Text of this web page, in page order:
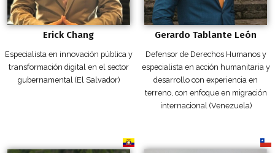
Erick Chang
Especialista en innovación pública y
transformación digital en el sector
gubernamental (El Salvador)
Gerardo Tablante León
Defensor de Derechos Humanos y
especialista en acción humanitaria y
desarrollo con experiencia en
terreno, con enfoque en migración
internacional (Venezuela)